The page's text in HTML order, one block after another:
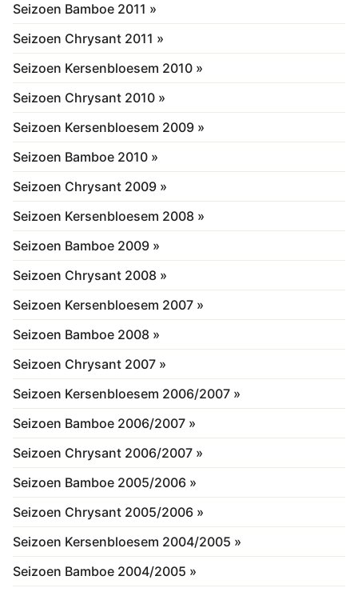
Seizoen Bamboe 2011 »
Seizoen Chrysant 2011 »
Seizoen Kersenbloesem 2010 »
Seizoen Chrysant 2010 »
Seizoen Kersenbloesem 2009 »
Seizoen Bamboe 2010 »
Seizoen Chrysant 2009 »
Seizoen Kersenbloesem 2008 »
Seizoen Bamboe 2009 »
Seizoen Chrysant 2008 »
Seizoen Kersenbloesem 2007 »
Seizoen Bamboe 2008 »
Seizoen Chrysant 2007 »
Seizoen Kersenbloesem 2006/2007 »
Seizoen Bamboe 2006/2007 »
Seizoen Chrysant 2006/2007 »
Seizoen Bamboe 2005/2006 »
Seizoen Chrysant 2005/2006 »
Seizoen Kersenbloesem 2004/2005 »
Seizoen Bamboe 2004/2005 »